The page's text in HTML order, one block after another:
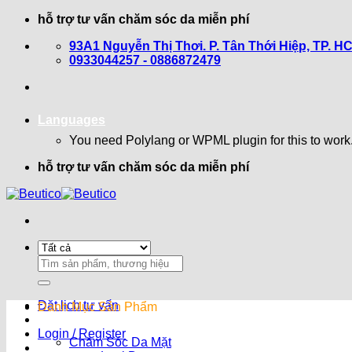
hỗ trợ tư vấn chăm sóc da miễn phí
93A1 Nguyễn Thị Thơi. P. Tân Thới Hiệp, TP.
0933044257 - 0886872479
Languages
You need Polylang or WPML plugin for this to
hỗ trợ tư vấn chăm sóc da miễn phí
Search
for:
Đặt lịch tư vấn
Login / Register
Danh Mục Sản Phẩm
Chăm Sóc Da Mặt